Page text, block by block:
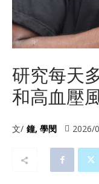
研究每天
和高血壓
文/ 鐘, 學閔 2026/